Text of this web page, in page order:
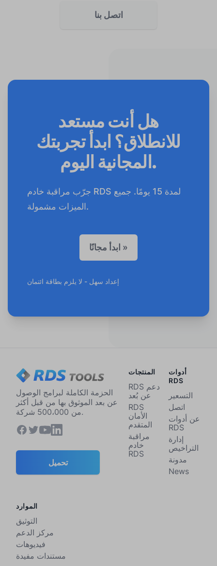
اتصل بنا
هل أنت مستعد
للانطلاق؟ ابدأ تجربتك
المجانية اليوم.
جرّب مراقبة خادم RDS لمدة 15 يومًا. جميع
الميزات مشمولة.
ابدأ مجانًا »
إعداد سهل - لا يلزم بطاقة ائتمان
الحزمة الكاملة لبرامج الوصول
عن بعد الموثوق بها من قبل أكثر
من 500،000 شركة.
تحميل
المنتجات
RDS دعم
عن بُعد
RDS
الأمان
المتقدم
مراقبة
خادم
RDS
الموارد
التوثيق
مركز الدعم
فيديوهات
مستندات مفيدة
أدوات
RDS
التسعير
اتصل
عن أدوات
RDS
إدارة
التراخيص
مدونة
News